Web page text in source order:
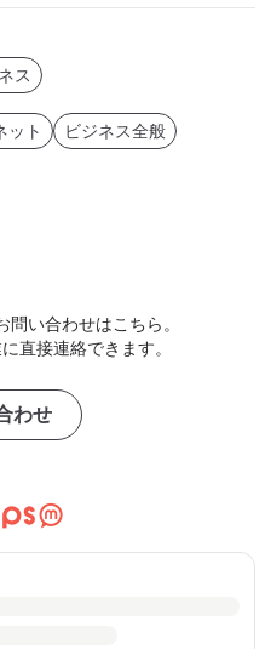
ス
ット
ビジネス全般
い合わせはこちら。
直接連絡できます。
わせ